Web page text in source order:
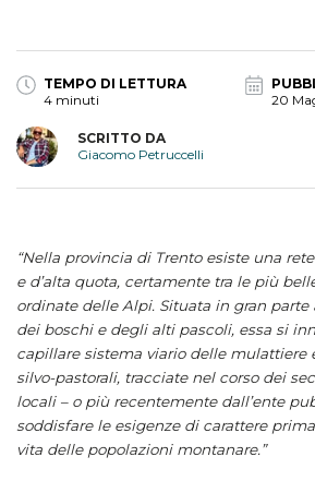
TEMPO DI LETTURA
4 minuti
20
SCRITTO DA
Giacomo Petruccelli
“Nella provincia di Trento esiste una
e d’alta quota, certamente tra le più
ordinate delle Alpi. Situata in gran
dei boschi e degli alti pascoli, essa si
capillare sistema viario delle mulattiere
silvo-pastorali, tracciate nel corso dei
locali – o più recentemente dall’ente
soddisfare le esigenze di carattere
vita delle popolazioni montanare.”